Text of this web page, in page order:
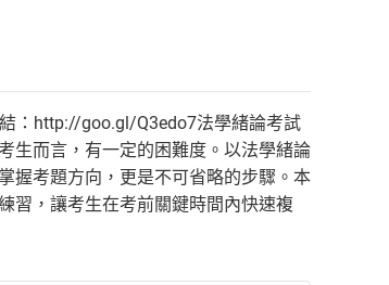
：http://goo.gl/Q3edo7法學緒論考試
生而言，有一定的困難度。以法學緒論
握考題方向，更是不可省略的步驟。本
習，讓考生在考前關鍵時間內快速複